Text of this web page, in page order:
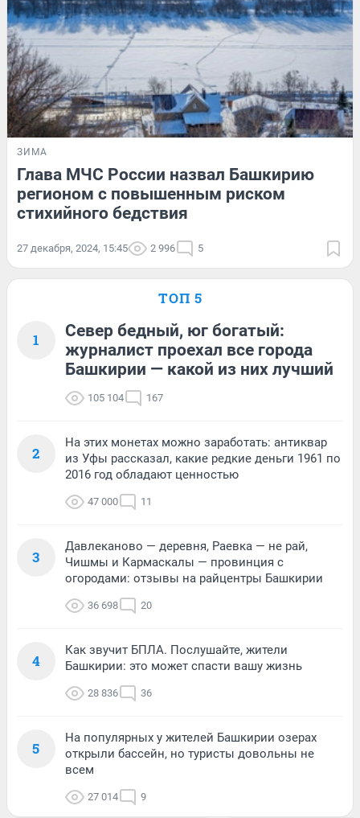
ЗИМА
Глава МЧС России назвал Башкирию
регионом с повышенным риском
стихийного бедствия
27 декабря, 2024, 15:45 2 996 5
ТОП 5
1
Север бедный, юг богатый:
журналист проехал все города
Башкирии — какой из них лучший
105 104 167
2
На этих монетах можно заработать: антиквар
из Уфы рассказал, какие редкие деньги 1961 по
2016 год обладают ценностью
47 000 11
3
Давлеканово — деревня, Раевка — не рай,
Чишмы и Кармаскалы — провинция с
огородами: отзывы на райцентры Башкирии
36 698 20
4
Как звучит БПЛА. Послушайте, жители
Башкирии: это может спасти вашу жизнь
28 836 36
5
На популярных у жителей Башкирии озерах
открыли бассейн, но туристы довольны не
всем
27 014 9